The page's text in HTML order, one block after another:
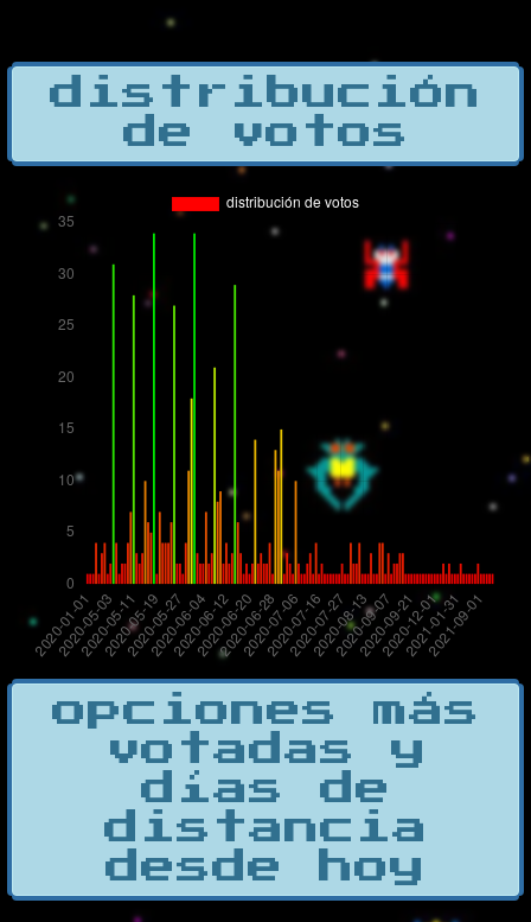
distribución
de votos
opciones más
votadas y
días de
distancia
desde hoy